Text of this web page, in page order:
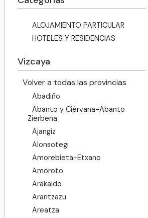
ALOJAMIENTO PARTICULAR
HOTELES Y RESIDENCIAS
Vizcaya
Volver a todas las provincias
Abadiño
Abanto y Ciérvana-Abanto
Zierbena
Ajangiz
Alonsotegi
Amorebieta-Etxano
Amoroto
Arakaldo
Arantzazu
Areatza